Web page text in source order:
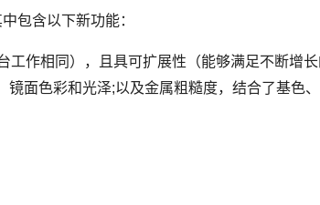
包含以下新功能：
工作相同），且具可扩展性（能够满足不断增
面色彩和光泽;以及金属粗糙度，结合了基色、